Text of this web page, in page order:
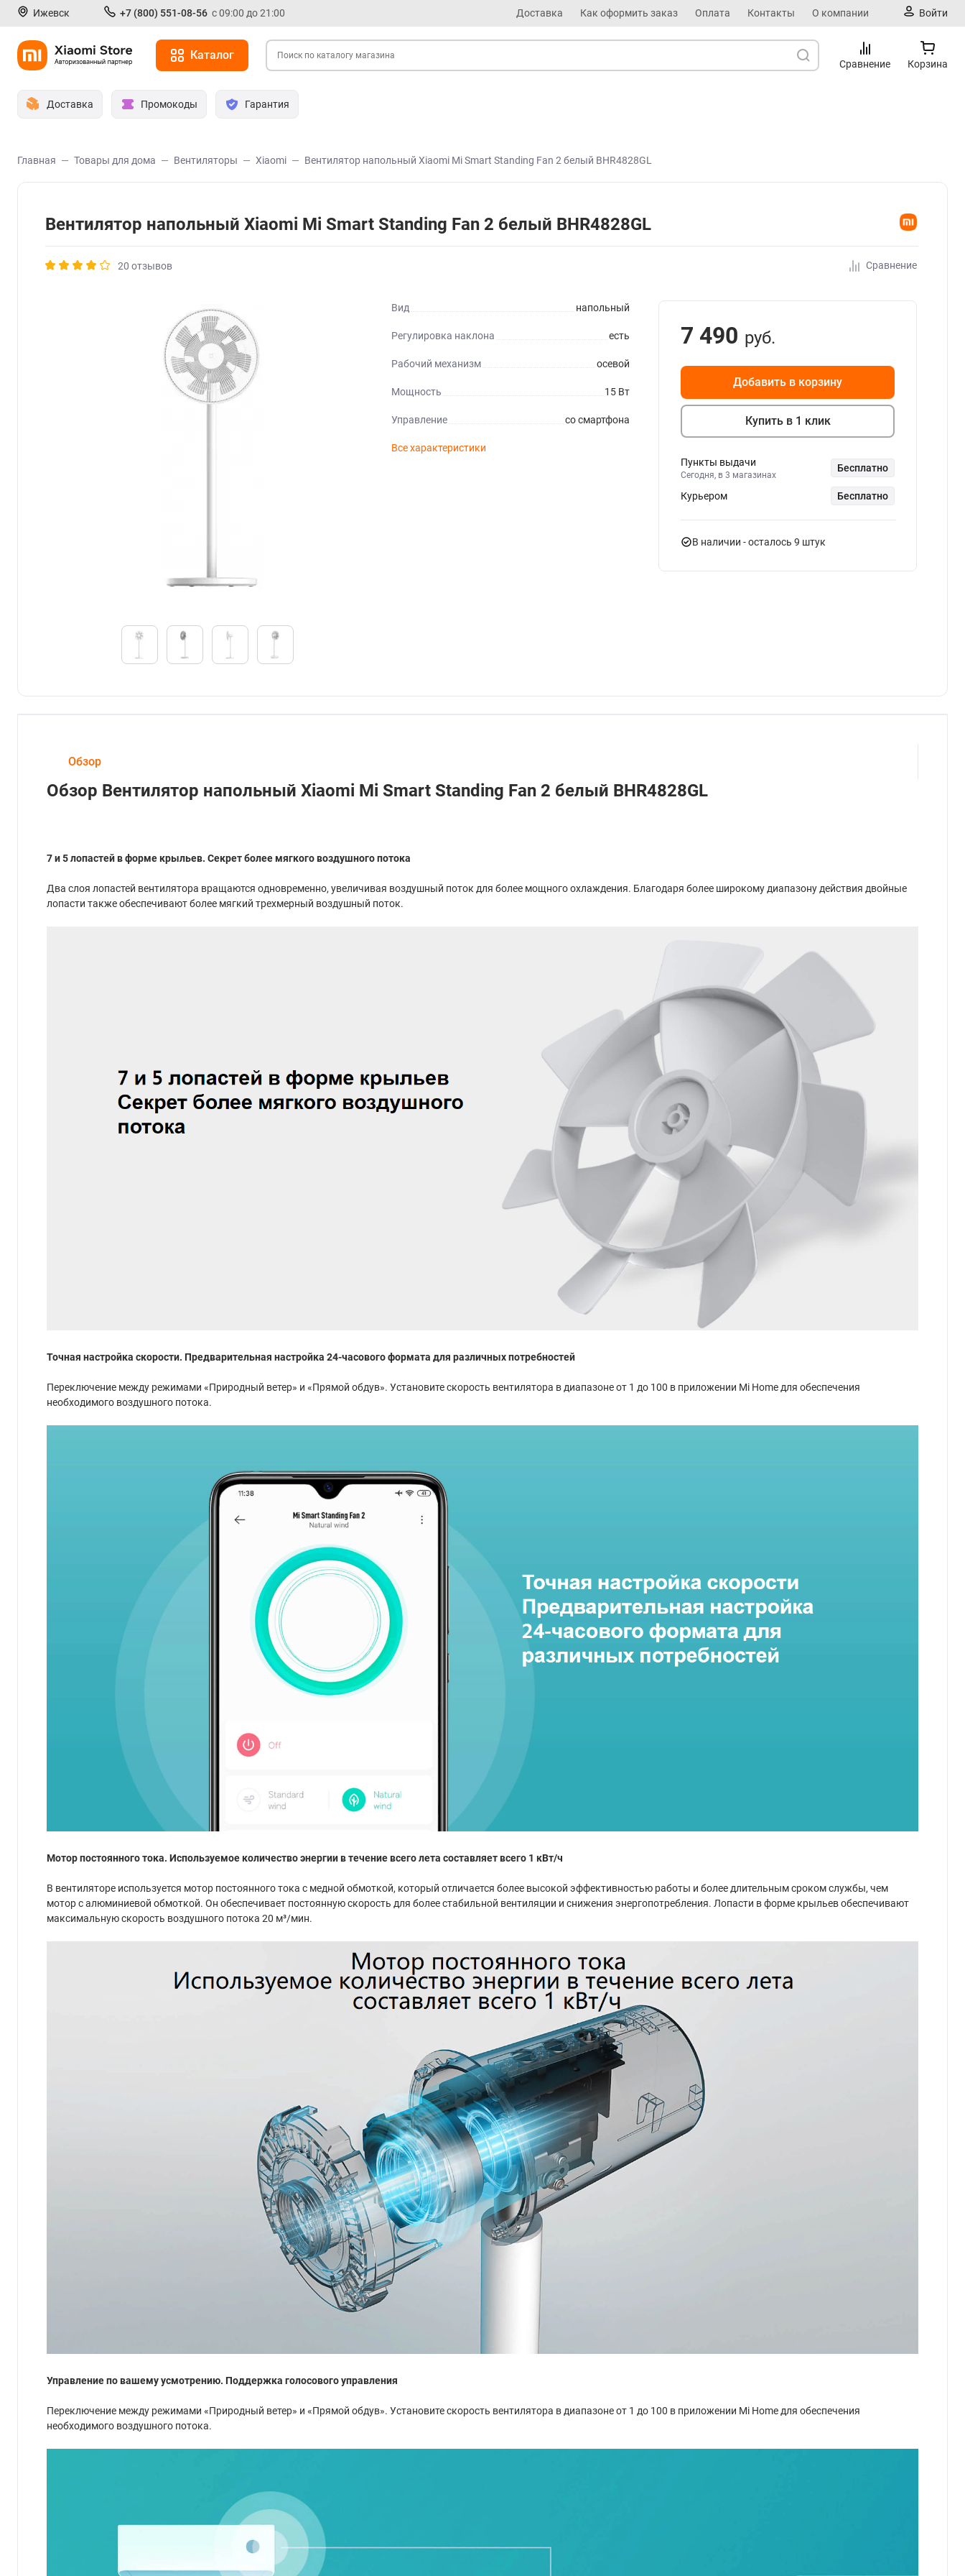
Ижевск +7 (800) 551-08-56 с 09:00 до 21:00 Доставка Как оформить заказ Оплата Контакты О компании Войти
Каталог
Сравнение Корзина
Доставка Промокоды Гарантия
Главная Товары для дома Вентиляторы Xiaomi Вентилятор напольный Xiaomi Mi Smart Standing Fan 2 белый BHR4828GL
Вентилятор напольный Xiaomi Mi Smart Standing Fan 2 белый BHR4828GL
20 отзывов Сравнение
Вид напольный
Регулировка наклона есть
Рабочий механизм осевой
Мощность 15 Вт
Управление со смартфона
Все характеристики
7 490 руб.
Добавить в корзину
Купить в 1 клик
Пункты выдачи
Сегодня, в 3 магазинах
Бесплатно
Курьером Бесплатно
В наличии - осталось 9 штук
Обзор
Обзор Вентилятор напольный Xiaomi Mi Smart Standing Fan 2 белый BHR4828GL
7 и 5 лопастей в форме крыльев. Секрет более мягкого воздушного потока
Два слоя лопастей вентилятора вращаются одновременно, увеличивая воздушный поток для более мощного охлаждения. Благодаря более широкому диапазону действия двойные
лопасти также обеспечивают более мягкий трехмерный воздушный поток.
Точная настройка скорости. Предварительная настройка 24-часового формата для различных потребностей
Переключение между режимами «Природный ветер» и «Прямой обдув». Установите скорость вентилятора в диапазоне от 1 до 100 в приложении Mi Home для обеспечения
необходимого воздушного потока.
Мотор постоянного тока. Используемое количество энергии в течение всего лета составляет всего 1 кВт/ч
В вентиляторе используется мотор постоянного тока с медной обмоткой, который отличается более высокой эффективностью работы и более длительным сроком службы, чем
мотор с алюминиевой обмоткой. Он обеспечивает постоянную скорость для более стабильной вентиляции и снижения энергопотребления. Лопасти в форме крыльев обеспечивают
максимальную скорость воздушного потока 20 м³/мин.
Управление по вашему усмотрению. Поддержка голосового управления
Переключение между режимами «Природный ветер» и «Прямой обдув». Установите скорость вентилятора в диапазоне от 1 до 100 в приложении Mi Home для обеспечения
необходимого воздушного потока.